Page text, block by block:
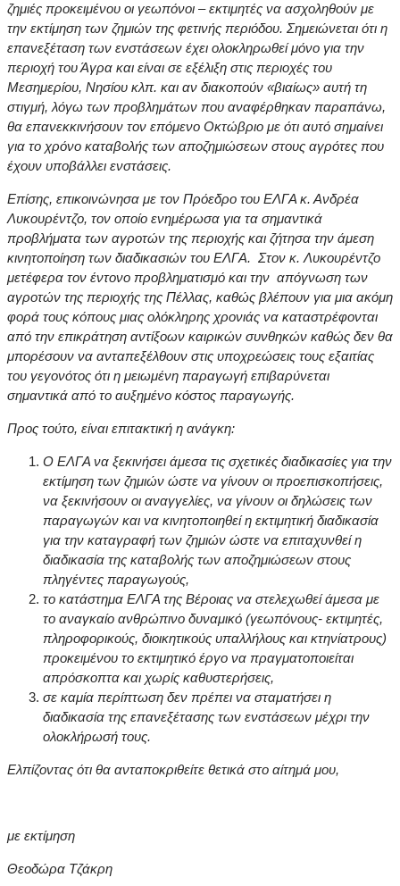
ζημιές προκειμένου οι γεωπόνοι – εκτιμητές να ασχοληθούν με
την εκτίμηση των ζημιών της φετινής περιόδου. Σημειώνεται ότι η
επανεξέταση των ενστάσεων έχει ολοκληρωθεί μόνο για την
περιοχή του Άγρα και είναι σε εξέλιξη στις περιοχές του
Μεσημερίου, Νησίου κλπ. και αν διακοπούν «βιαίως» αυτή τη
στιγμή, λόγω των προβλημάτων που αναφέρθηκαν παραπάνω,
θα επανεκκινήσουν τον επόμενο Οκτώβριο με ότι αυτό σημαίνει
για το χρόνο καταβολής των αποζημιώσεων στους αγρότες που
έχουν υποβάλλει ενστάσεις.
Επίσης, επικοινώνησα με τον Πρόεδρο του ΕΛΓΑ κ. Ανδρέα
Λυκουρέντζο, τον οποίο ενημέρωσα για τα σημαντικά
προβλήματα των αγροτών της περιοχής και ζήτησα την άμεση
κινητοποίηση των διαδικασιών του ΕΛΓΑ. Στον κ. Λυκουρέντζο
μετέφερα τον έντονο προβληματισμό και την απόγνωση των
αγροτών της περιοχής της Πέλλας, καθώς βλέπουν για μια ακόμη
φορά τους κόπους μιας ολόκληρης χρονιάς να καταστρέφονται
από την επικράτηση αντίξοων καιρικών συνθηκών καθώς δεν θα
μπορέσουν να ανταπεξέλθουν στις υποχρεώσεις τους εξαιτίας
του γεγονότος ότι η μειωμένη παραγωγή επιβαρύνεται
σημαντικά από το αυξημένο κόστος παραγωγής.
Προς τούτο, είναι επιτακτική η ανάγκη:
Ο ΕΛΓΑ να ξεκινήσει άμεσα τις σχετικές διαδικασίες για την
εκτίμηση των ζημιών ώστε να γίνουν οι προεπισκοπήσεις,
να ξεκινήσουν οι αναγγελίες, να γίνουν οι δηλώσεις των
παραγωγών και να κινητοποιηθεί η εκτιμητική διαδικασία
για την καταγραφή των ζημιών ώστε να επιταχυνθεί η
διαδικασία της καταβολής των αποζημιώσεων στους
πληγέντες παραγωγούς,
το κατάστημα ΕΛΓΑ της Βέροιας να στελεχωθεί άμεσα με
το αναγκαίο ανθρώπινο δυναμικό (γεωπόνους- εκτιμητές,
πληροφορικούς, διοικητικούς υπαλλήλους και κτηνίατρους)
προκειμένου το εκτιμητικό έργο να πραγματοποιείται
απρόσκοπτα και χωρίς καθυστερήσεις,
σε καμία περίπτωση δεν πρέπει να σταματήσει η
διαδικασία της επανεξέτασης των ενστάσεων μέχρι την
ολοκλήρωσή τους.
Ελπίζοντας ότι θα ανταποκριθείτε θετικά στο αίτημά μου,
με εκτίμηση
Θεοδώρα Τζάκρη